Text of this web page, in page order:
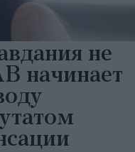
не
начинает